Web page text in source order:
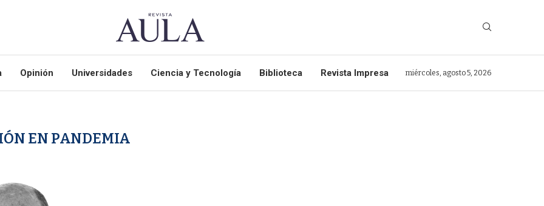
Opinión Universidades Ciencia y Tecnología Biblioteca Revista Impresa miércoles, agosto 5, 2026
EN PANDEMIA